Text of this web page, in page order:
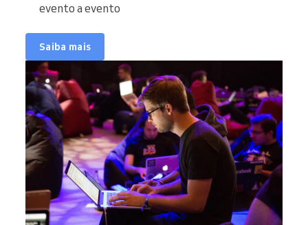
evento a evento
Saiba mais